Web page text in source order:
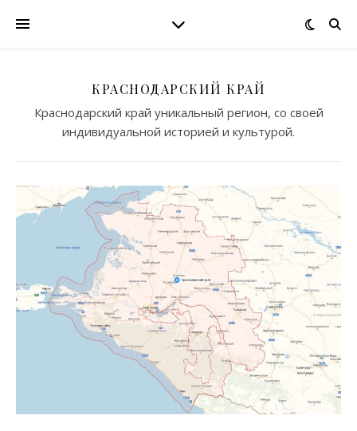
КРАСНОДАРСКИЙ КРАЙ
Краснодарский край уникальный регион, со своей
индивидуальной историей и культурой.